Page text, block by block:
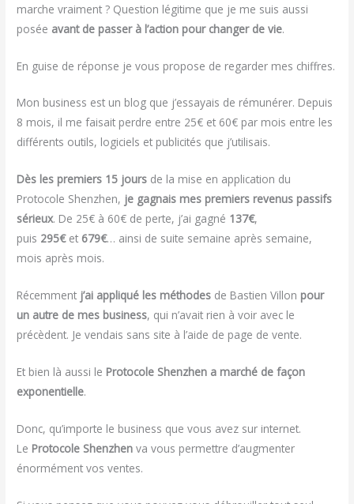
marche vraiment ? Question légitime que je me suis aussi
posée avant de passer à l’action pour changer de vie.
En guise de réponse je vous propose de regarder mes chiffres.
Mon business est un blog que j’essayais de rémunérer. Depuis
8 mois, il me faisait perdre entre 25€ et 60€ par mois entre les
différents outils, logiciels et publicités que j’utilisais.
Dès les premiers 15 jours de la mise en application du
Protocole Shenzhen, je gagnais mes premiers revenus passifs
sérieux. De 25€ à 60€ de perte, j’ai gagné 137€,
puis 295€et 679€… ainsi de suite semaine après semaine,
mois après mois.
Récemment j’ai appliqué les méthodes de Bastien Villon pour
un autre de mes business, qui n’avait rien à voir avec le
précèdent. Je vendais sans site à l’aide de page de vente.
Et bien là aussi le Protocole Shenzhen a marché de façon
exponentielle.
Donc, qu’importe le business que vous avez sur internet.
Le Protocole Shenzhen va vous permettre d’augmenter
énormément vos ventes.